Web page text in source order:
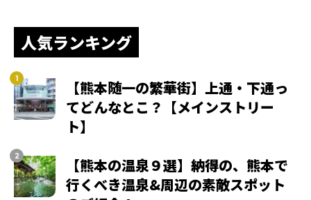
人気ランキング
【熊本随一の繁華街】上通・下通っ
てどんなとこ？【メインストリー
ト】
【熊本の温泉９選】納得の、熊本で
行くべき温泉&周辺の素敵スポット